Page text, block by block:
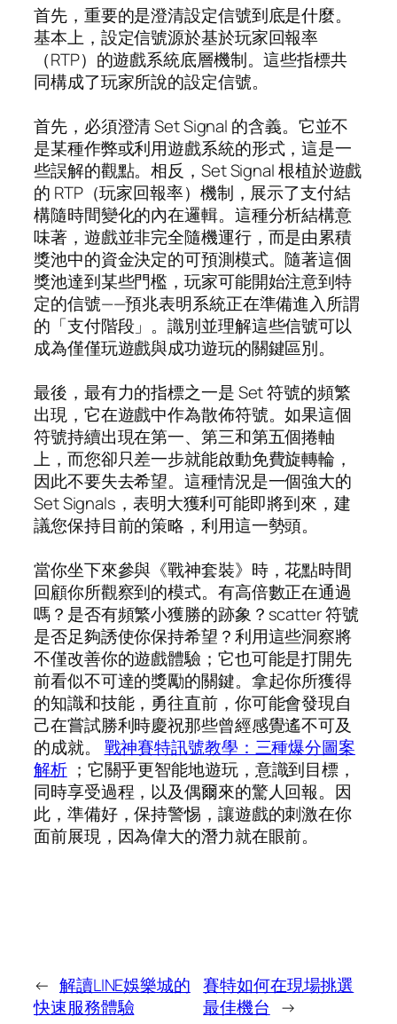
首先，重要的是澄清設定信號到底是什麼。
基本上，設定信號源於基於玩家回報率
（RTP）的遊戲系統底層機制。這些指標共
同構成了玩家所說的設定信號。
首先，必須澄清 Set Signal 的含義。它並不
是某種作弊或利用遊戲系統的形式，這是一
些誤解的觀點。相反，Set Signal 根植於遊戲
的 RTP（玩家回報率）機制，展示了支付結
構隨時間變化的內在邏輯。這種分析結構意
味著，遊戲並非完全隨機運行，而是由累積
獎池中的資金決定的可預測模式。隨著這個
獎池達到某些門檻，玩家可能開始注意到特
定的信號——預兆表明系統正在準備進入所謂
的「支付階段」。識別並理解這些信號可以
成為僅僅玩遊戲與成功遊玩的關鍵區別。
最後，最有力的指標之一是 Set 符號的頻繁
出現，它在遊戲中作為散佈符號。如果這個
符號持續出現在第一、第三和第五個捲軸
上，而您卻只差一步就能啟動免費旋轉輪，
因此不要失去希望。這種情況是一個強大的
Set Signals，表明大獲利可能即將到來，建
議您保持目前的策略，利用這一勢頭。
當你坐下來參與《戰神套裝》時，花點時間
回顧你所觀察到的模式。有高倍數正在通過
嗎？是否有頻繁小獲勝的跡象？scatter 符號
是否足夠誘使你保持希望？利用這些洞察將
不僅改善你的遊戲體驗；它也可能是打開先
前看似不可達的獎勵的關鍵。拿起你所獲得
的知識和技能，勇往直前，你可能會發現自
己在嘗試勝利時慶祝那些曾經感覺遙不可及
的成就。 戰神賽特訊號教學：三種爆分圖案
解析；它關乎更智能地遊玩，意識到目標，
同時享受過程，以及偶爾來的驚人回報。因
此，準備好，保持警惕，讓遊戲的刺激在你
面前展現，因為偉大的潛力就在眼前。
← 解讀LINE娛樂城的
快速服務體驗
賽特如何在現場挑選
最佳機台 →